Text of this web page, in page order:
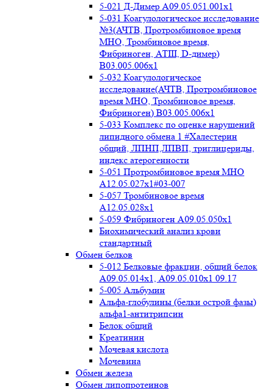
5-021 Д-Димер А09.05.051.001x1
5-031 Коагулологическое исследование
№3(АЧТВ, Протромбиновое время
МНО, Тромбиновое время,
Фибриноген, АТIII, D-димер)
B03.005.006x1
5-032 Коагулологическое
исследование(АЧТВ, Протромбиновое
время МНО, Тромбиновое время,
Фибриноген) B03.005.006x1
5-033 Комплекс по оценке нарушений
липидного обмена 1 #Халестерин
общий, ЛПНП,ЛПВП, триглицериды,
индекс атерогенности
5-051 Протромбиновое время МНО
А12.05.027x1#03-007
5-057 Тромбиновое время
А12.05.028x1
5-059 Фибриноген А09.05.050x1
Биохимический анализ крови
стандартный
Обмен белков
5-012 Белковые фракции, общий белок
А09.05.014х1, А09.05.010х1 09.17
5-005 Альбумин
Альфа-глобулины (белки острой фазы)
альфа1-антитрипсин
Белок общий
Креатинин
Мочевая кислота
Мочевина
Обмен железа
Обмен липопротеинов